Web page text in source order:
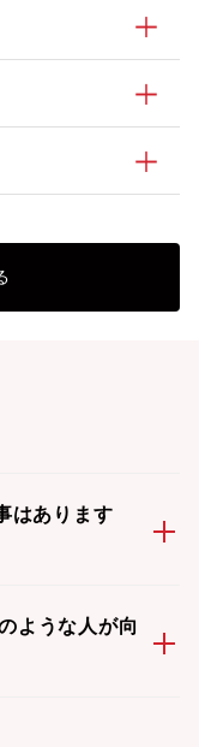
はあります
ような人が向